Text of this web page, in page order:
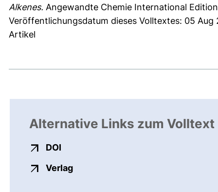
Alkenes. Angewandte Chemie International
Veröffentlichungsdatum dieses Volltextes: 05 Aug
Artikel
Alternative Links zum Volltext
DOI
Verlagexterner Link, öffnet neues